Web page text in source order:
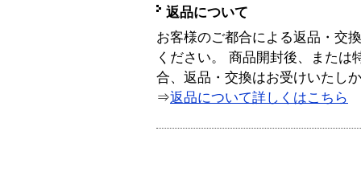
返品について
お客様のご都合による返品・交
ください。 商品開封後、または
合、返品・交換はお受けいたし
⇒返品について詳しくはこちら